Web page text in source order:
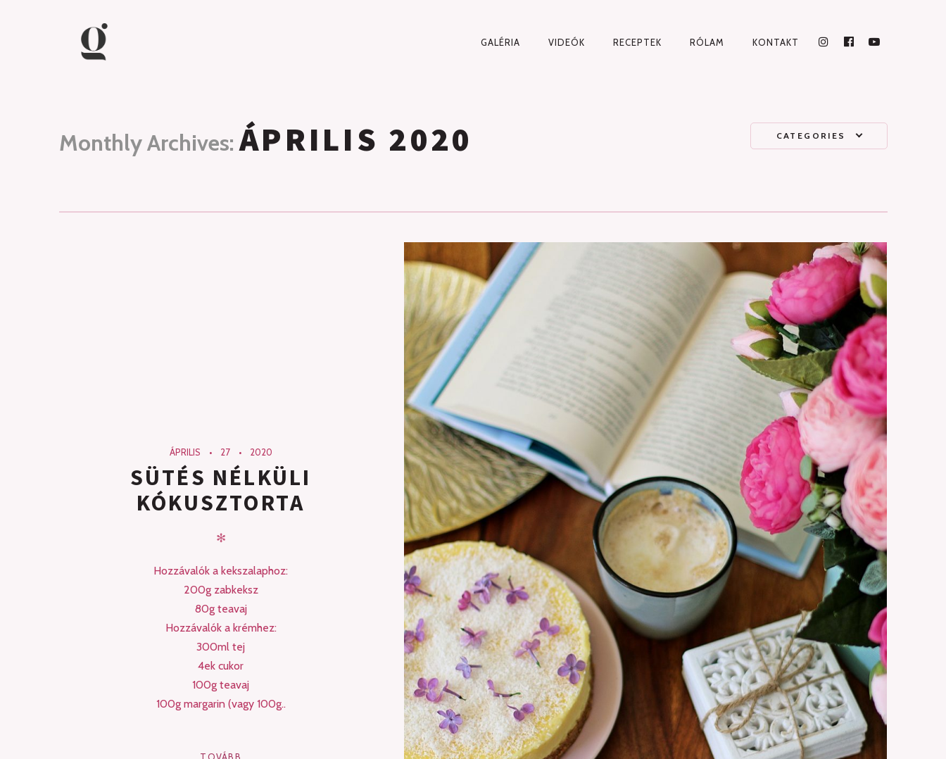
PRIMARY
GALÉRIA VIDEÓK RECEPTEK RÓLAM KONTAKT
INSTAGRAM
FACEBOOK
Monthly Archives:ÁPRILIS 2020 CATEGORIES
ÁPRILIS 27 2020
SÜTÉS NÉLKÜLI
KÓKUSZTORTA
✻
Hozzávalók a kekszalaphoz:
200g zabkeksz
80g teavaj
Hozzávalók a krémhez:
300ml tej
4ek cukor
100g teavaj
100g margarin (vagy 100g..
TOVÁBB